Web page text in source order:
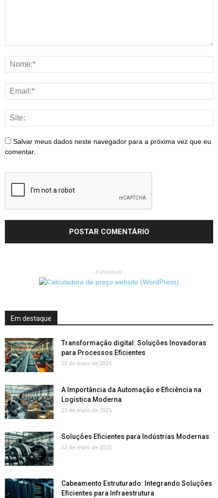
Salvar meus dados neste navegador para a próxima vez que eu
comentar.
- Publicidade -
Em destaque
Transformação digital: Soluções Inovadoras
para Processos Eficientes
23 de maio de 2025
A Importância da Automação e Eficiência na
Logística Moderna
23 de maio de 2025
Soluções Eficientes para Indústrias Modernas
22 de maio de 2025
Cabeamento Estruturado: Integrando Soluções
Eficientes para Infraestrutura